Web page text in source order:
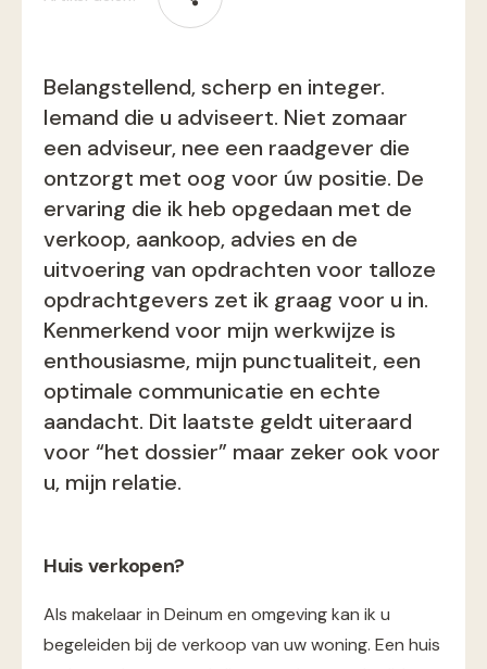
Belangstellend, scherp en integer.
Iemand die u adviseert. Niet zomaar
een adviseur, nee een raadgever die
ontzorgt met oog voor úw positie. De
ervaring die ik heb opgedaan met de
verkoop, aankoop, advies en de
uitvoering van opdrachten voor talloze
opdrachtgevers zet ik graag voor u in.
Kenmerkend voor mijn werkwijze is
enthousiasme, mijn punctualiteit, een
optimale communicatie en echte
aandacht. Dit laatste geldt uiteraard
voor “het dossier” maar zeker ook voor
u, mijn relatie.
Huis verkopen?
Als makelaar in Deinum en omgeving kan ik u
begeleiden bij de verkoop van uw woning. Een huis